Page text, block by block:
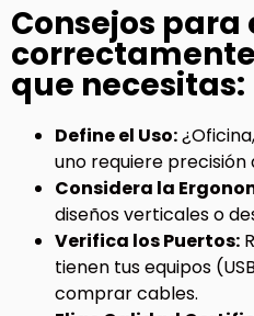
Consejos para
que necesitas:
Define el Uso:
uno requiere precisión
Considera la
diseños verticales o
Verifica los Puertos:
tienen tus equipos
comprar cables.